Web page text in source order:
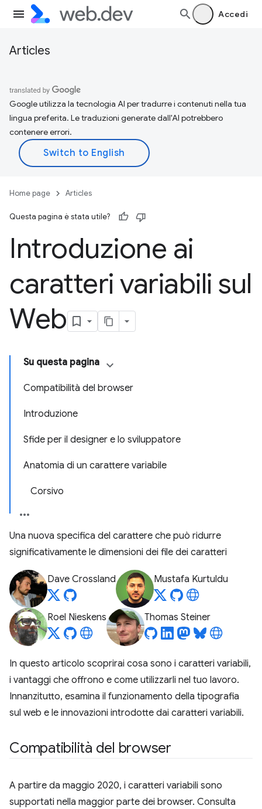
Accedi
Articles
Google utilizza la tecnologia AI per tradurre i contenuti nella tua
lingua preferita. Le traduzioni generate dall'AI potrebbero
contenere errori.
Home page Articles
Questa pagina è stata utile?
Introduzione ai
caratteri variabili sul
Web
Su questa pagina
Compatibilità del browser
Introduzione
Sfide per il designer e lo sviluppatore
Anatomia di un carattere variabile
Corsivo
Una nuova specifica del carattere che può ridurre
significativamente le dimensioni dei file dei caratteri
Dave Crossland Mustafa Kurtuldu
Roel Nieskens Thomas Steiner
In questo articolo scoprirai cosa sono i caratteri variabili,
i vantaggi che offrono e come utilizzarli nel tuo lavoro.
Innanzitutto, esamina il funzionamento della tipografia
sul web e le innovazioni introdotte dai caratteri variabili.
Compatibilità del browser
A partire da maggio 2020, i caratteri variabili sono
supportati nella maggior parte dei browser. Consulta